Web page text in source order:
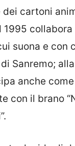
dei cartoni
1995 collabora
suona e con
Sanremo;
anche
con il brano